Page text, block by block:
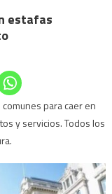
estafas
para caer en
y servicios. Todos los